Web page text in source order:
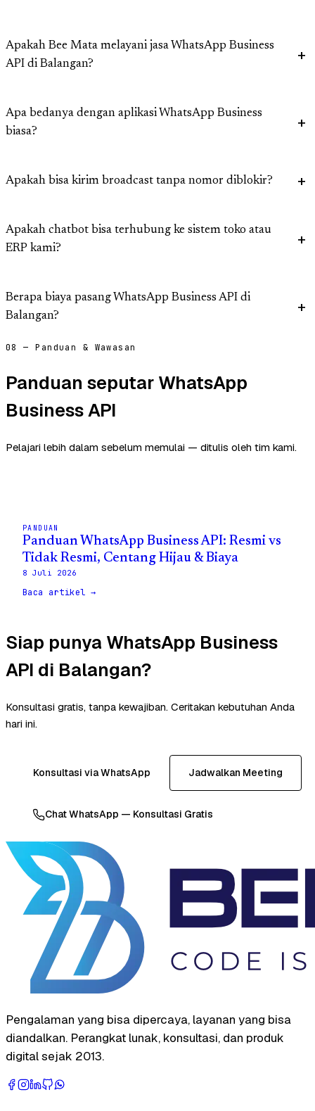
Apakah Bee Mata melayani jasa WhatsApp Business
API di Balangan?
Apa bedanya dengan aplikasi WhatsApp Business
biasa?
Apakah bisa kirim broadcast tanpa nomor diblokir?
Apakah chatbot bisa terhubung ke sistem toko atau
ERP kami?
Berapa biaya pasang WhatsApp Business API di
Balangan?
08 — Panduan & Wawasan
Panduan seputar WhatsApp
Business API
Pelajari lebih dalam sebelum memulai — ditulis oleh tim kami.
PANDUAN
Panduan WhatsApp Business API: Resmi vs
Tidak Resmi, Centang Hijau & Biaya
8 Juli 2026
Baca artikel →
Siap punya WhatsApp Business
API di Balangan?
Konsultasi gratis, tanpa kewajiban. Ceritakan kebutuhan Anda
hari ini.
Konsultasi via WhatsApp Jadwalkan Meeting
Chat WhatsApp — Konsultasi Gratis
Pengalaman yang bisa dipercaya, layanan yang bisa
diandalkan. Perangkat lunak, konsultasi, dan produk
digital sejak 2013.